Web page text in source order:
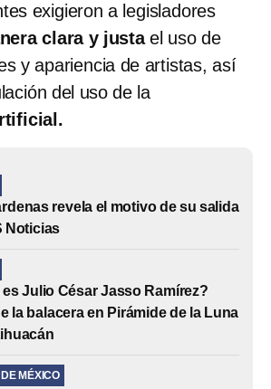
exigieron a legisladores
clara y justael uso de
y apariencia de artistas, así
del uso de la
revela el motivo de su salida
Noticias
es Julio César Jasso Ramírez?
la balacera en Pirámide de la Luna
MÉXICO